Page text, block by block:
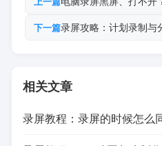
下一篇录屏攻略：计划录制与
相关文章
录屏教程：录屏的时候怎么